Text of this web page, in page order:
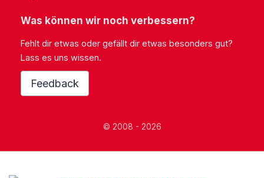
Was können wir noch verbessern?
Fehlt dir etwas oder gefällt dir etwas besonders gut?
Lass es uns wissen.
Feedback
© 2008 - 2026